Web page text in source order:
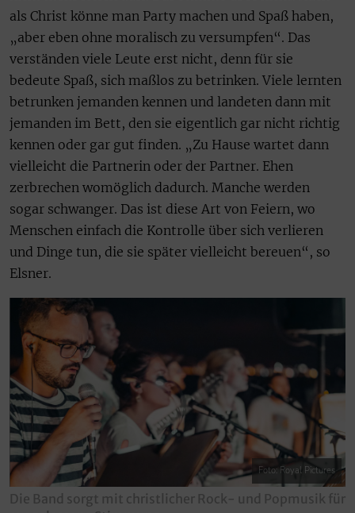
als Christ könne man Party machen und Spaß haben,
„aber eben ohne moralisch zu versumpfen“. Das
verständen viele Leute erst nicht, denn für sie
bedeute Spaß, sich maßlos zu betrinken. Viele lernten
betrunken jemanden kennen und landeten dann mit
jemanden im Bett, den sie eigentlich gar nicht richtig
kennen oder gar gut finden. „Zu Hause wartet dann
vielleicht die Partnerin oder der Partner. Ehen
zerbrechen womöglich dadurch. Manche werden
sogar schwanger. Das ist diese Art von Feiern, wo
Menschen einfach die Kontrolle über sich verlieren
und Dinge tun, die sie später vielleicht bereuen“, so
Elsner.
Foto: Royal Pictures
Die Band sorgt mit christlicher Rock- und Popmusik für